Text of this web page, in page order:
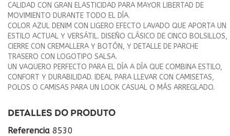
CALIDAD CON GRAN ELASTICIDAD PARA MAYOR LIBERTAD DE
MOVIMIENTO DURANTE TODO EL DÍA.
COLOR AZUL DENIM CON LIGERO EFECTO LAVADO QUE APORTA UN
ESTILO ACTUAL Y VERSÁTIL. DISEÑO CLÁSICO DE CINCO BOLSILLOS,
CIERRE CON CREMALLERA Y BOTÓN, Y DETALLE DE PARCHE
TRASERO CON LOGOTIPO SALSA.
UN VAQUERO PERFECTO PARA EL DÍA A DÍA QUE COMBINA ESTILO,
CONFORT Y DURABILIDAD. IDEAL PARA LLEVAR CON CAMISETAS,
POLOS O CAMISAS PARA UN LOOK CASUAL O MÁS ARREGLADO.
DETALLES DO PRODUTO
Referencia 8530